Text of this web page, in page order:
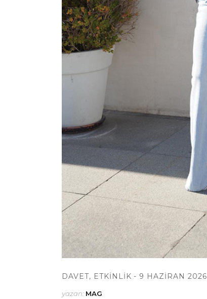
DAVET, ETKINLIK 9 HAZIRAN 2026
yazan: MAG